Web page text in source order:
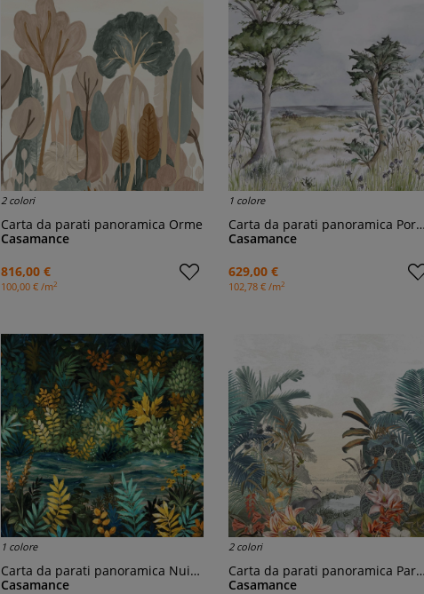
2 colori
Carta da parati panoramica Orme
Casamance
816,00 €
100,00 € /m2
1 colore
Carta da parati panoramica Pornic Int
Casamance
629,00 €
102,78 € /m2
1 colore
Carta da parati panoramica Nuit Etoilée
Casamance
2 colori
Carta da parati panoramica Paraiba
Casamance